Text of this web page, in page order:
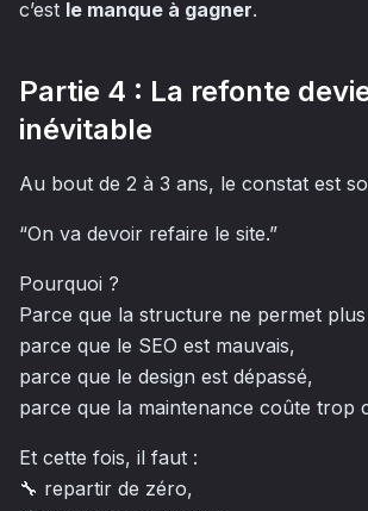
c’est le manque à gagner.
Partie 4 : La refonte
inévitable
Au bout de 2 à 3 ans, le constat est
“On va devoir refaire le site.”
Pourquoi ?
Parce que la structure ne permet plus
parce que le SEO est mauvais,
parce que le design est dépassé,
parce que la maintenance coûte trop
Et cette fois, il faut :
🔧 repartir de zéro,